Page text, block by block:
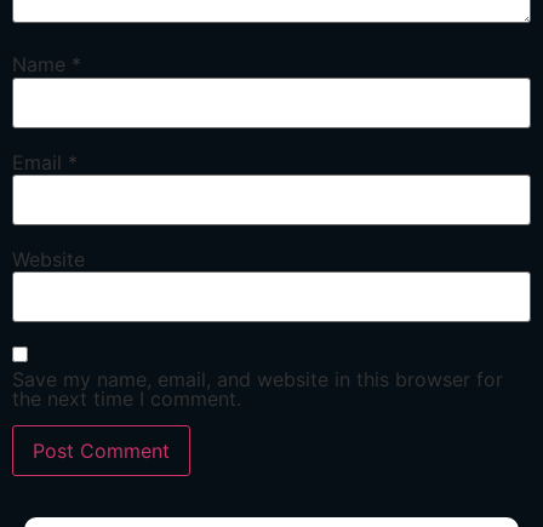
Name *
Email *
Website
Save my name, email, and website in this browser for
the next time I comment.